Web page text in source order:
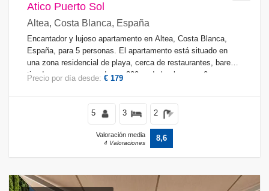
Atico Puerto Sol
Altea, Costa Blanca, España
Encantador y lujoso apartamento en Altea, Costa Blanca,
España, para 5 personas. El apartamento está situado en
una zona residencial de playa, cerca de restaurantes, bares,
tiendas y supermercados, a 200 m de la playa y a 0.
Precio por día desde: € 179
5 3 2
Valoración media
4 Valoraciones
8,6